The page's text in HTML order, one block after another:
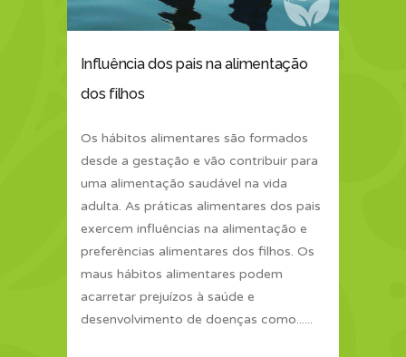
Influência dos pais na alimentação
dos filhos
Os hábitos alimentares são formados
desde a gestação e vão contribuir para
uma alimentação saudável na vida
adulta. As práticas alimentares dos pais
exercem influências na alimentação e
preferências alimentares dos filhos. Os
maus hábitos alimentares podem
acarretar prejuízos à saúde e
desenvolvimento de doenças como......